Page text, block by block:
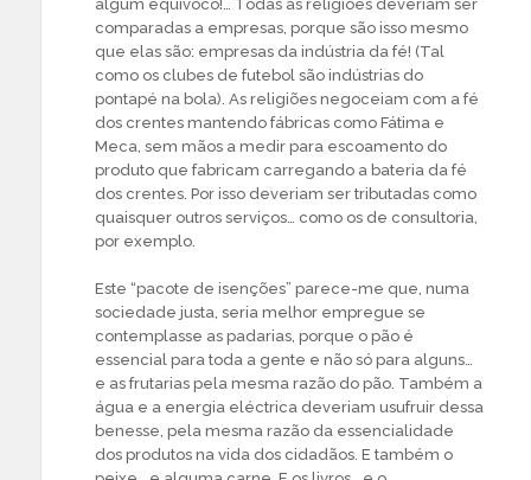
algum equívoco!… Todas as religiões deveriam ser
comparadas a empresas, porque são isso mesmo
que elas são: empresas da indústria da fé! (Tal
como os clubes de futebol são indústrias do
pontapé na bola). As religiões negoceiam com a fé
dos crentes mantendo fábricas como Fátima e
Meca, sem mãos a medir para escoamento do
produto que fabricam carregando a bateria da fé
dos crentes. Por isso deveriam ser tributadas como
quaisquer outros serviços… como os de consultoria,
por exemplo.
Este “pacote de isenções” parece-me que, numa
sociedade justa, seria melhor empregue se
contemplasse as padarias, porque o pão é
essencial para toda a gente e não só para alguns…
e as frutarias pela mesma razão do pão. Também a
água e a energia eléctrica deveriam usufruir dessa
benesse, pela mesma razão da essencialidade
dos produtos na vida dos cidadãos. E também o